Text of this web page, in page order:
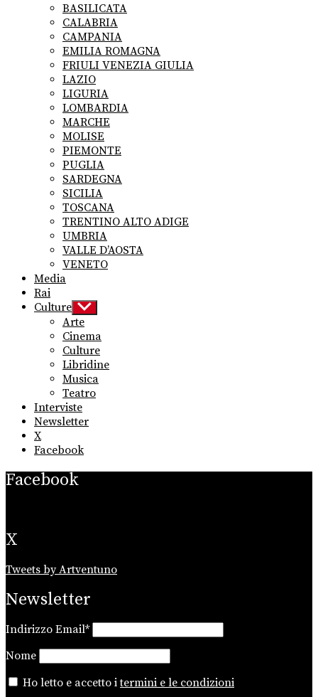
BASILICATA
CALABRIA
CAMPANIA
EMILIA ROMAGNA
FRIULI VENEZIA GIULIA
LAZIO
LIGURIA
LOMBARDIA
MARCHE
MOLISE
PIEMONTE
PUGLIA
SARDEGNA
SICILIA
TOSCANA
TRENTINO ALTO ADIGE
UMBRIA
VALLE D’AOSTA
VENETO
Media
Rai
Culture Show
sub
menu
Arte
Cinema
Culture
Libridine
Musica
Teatro
Interviste
Newsletter
X
Facebook
Facebook
X
Tweets by Artventuno
Newsletter
Indirizzo Email*
Nome
Ho letto e accetto itermini e le condizioni